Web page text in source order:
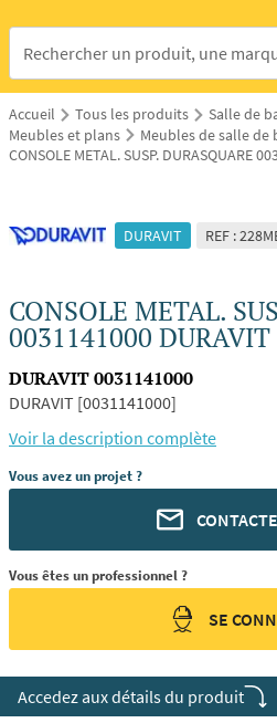
Accueil Tous les produits
Salle de
Meubles et plans
Meubles de salle de
CONSOLE METAL. SUSP. DURASQUARE
DURAVIT REF :
CONSOLE METAL.
0031141000
DURAVIT 0031141000
DURAVIT [0031141000]
Voir la description complète
Vous avez un projet ?
Vous êtes un professionnel ?
SE
Accedez aux détails du produit